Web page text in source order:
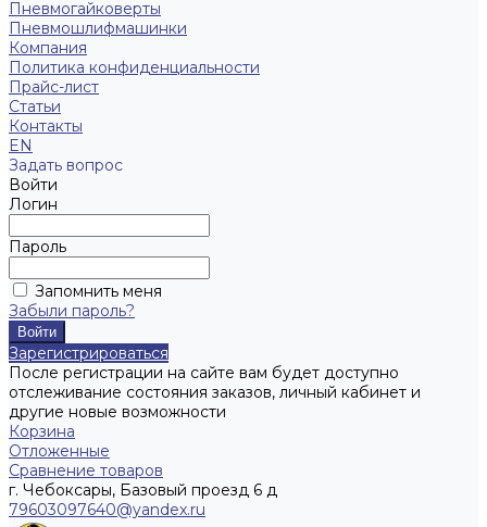
Пневмогайковерты
Пневмошлифмашинки
Компания
Политика конфиденциальности
Прайс-лист
Статьи
Контакты
EN
Задать вопрос
Войти
Логин
Пароль
Запомнить меня
Забыли пароль?
Зарегистрироваться
После регистрации на сайте вам будет доступно
отслеживание состояния заказов, личный кабинет и
другие новые возможности
Корзина
Отложенные
Сравнение товаров
г. Чебоксары, Базовый проезд 6 д
79603097640@yandex.ru